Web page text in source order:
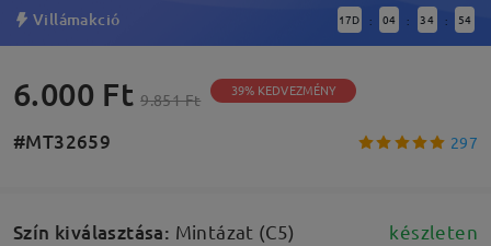
Villámakció 17D : 04 : 34 : 54
6.000 Ft 9.851 Ft 39% KEDVEZMÉNY
#MT32659 297
Szín kiválasztása: Mintázat (C5) készleten